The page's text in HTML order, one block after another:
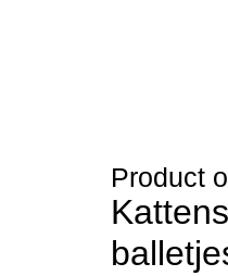
Product